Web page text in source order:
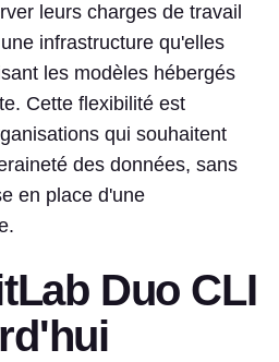
leurs charges de travail
infrastructure qu'elles
les modèles hébergés
Cette flexibilité est
qui souhaitent
des données, sans
en place d'une
Duo CLI